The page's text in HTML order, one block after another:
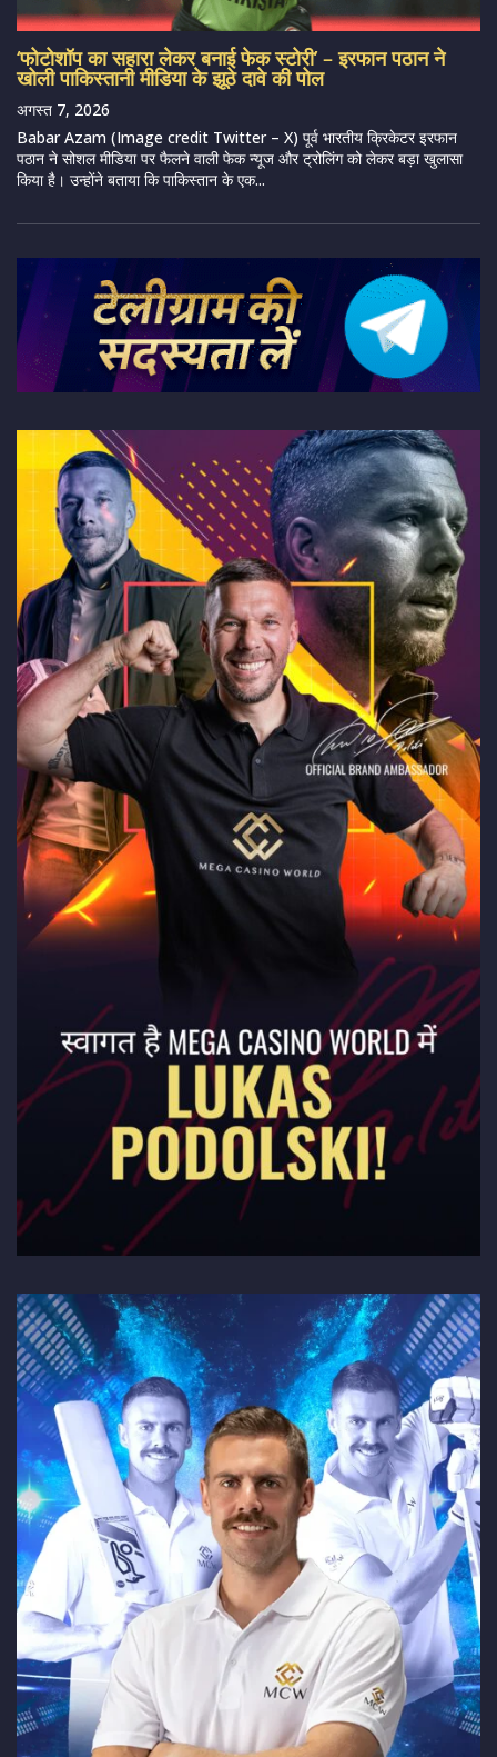
‘फोटोशॉप का सहारा लेकर बनाई फेक स्टोरी’ – इरफान पठान ने
खोली पाकिस्तानी मीडिया के झूठे दावे की पोल
अगस्त 7, 2026
Babar Azam (Image credit Twitter – X) पूर्व भारतीय क्रिकेटर इरफान
पठान ने सोशल मीडिया पर फैलने वाली फेक न्यूज और ट्रोलिंग को लेकर बड़ा खुलासा
किया है। उन्होंने बताया कि पाकिस्तान के एक...